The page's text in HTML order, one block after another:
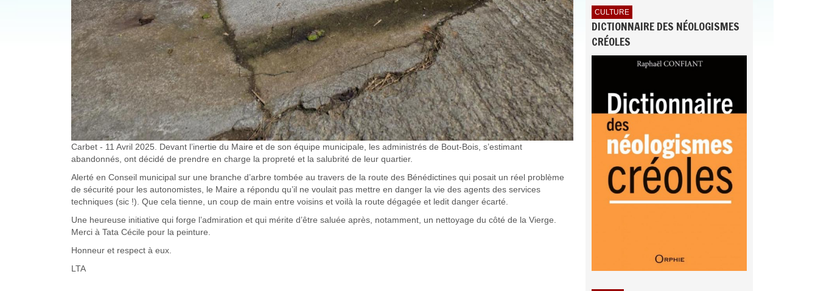
Carbet - 11 Avril 2025. Devant l’inertie du Maire et de son équipe municipale, les administrés de Bout-Bois, s’estimant
abandonnés, ont décidé de prendre en charge la propreté et la salubrité de leur quartier.
Alerté en Conseil municipal sur une branche d’arbre tombée au travers de la route des Bénédictines qui posait un réel problème
de sécurité pour les autonomistes, le Maire a répondu qu’il ne voulait pas mettre en danger la vie des agents des services
techniques (sic !). Que cela tienne, un coup de main entre voisins et voilà la route dégagée et ledit danger écarté.
Une heureuse initiative qui forge l’admiration et qui mérite d’être saluée après, notamment, un nettoyage du côté de la Vierge.
Merci à Tata Cécile pour la peinture.
Honneur et respect à eux.
LTA
CULTURE
DICTIONNAIRE DES NÉOLOGISMES
CRÉOLES